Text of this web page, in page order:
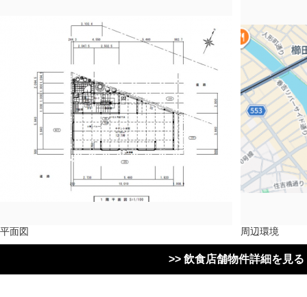
平面図 周辺環境
>> 飲食店舗物件詳細を見る